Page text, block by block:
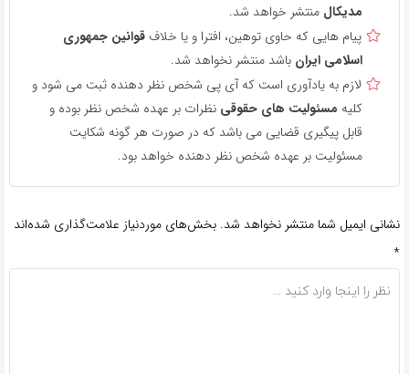
مدیکال منتشر خواهد شد.
پیام هایی که حاوی توهین، افترا و یا خلاف قوانین جمهوری
اسلامی ایران باشد منتشر نخواهد شد.
لازم به یادآوری است که آی پی شخص نظر دهنده ثبت می شود و
کلیه مسئولیت های حقوقی نظرات بر عهده شخص نظر بوده و
قابل پیگیری قضایی می باشد که در صورت هر گونه شکایت
مسئولیت بر عهده شخص نظر دهنده خواهد بود.
نشانی ایمیل شما منتشر نخواهد شد. بخش‌های موردنیاز علامت‌گذاری شده‌اند
*